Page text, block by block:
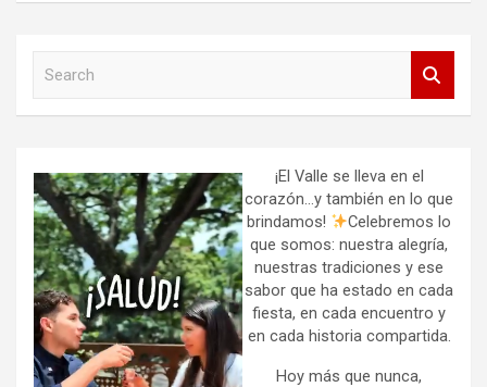
h
¡El Valle se lleva en el
corazón…y también en lo que
brindamos!
Celebremos lo
que somos: nuestra alegría,
nuestras tradiciones y ese
sabor que ha estado en cada
fiesta, en cada encuentro y
en cada historia compartida.
Hoy más que nunca,